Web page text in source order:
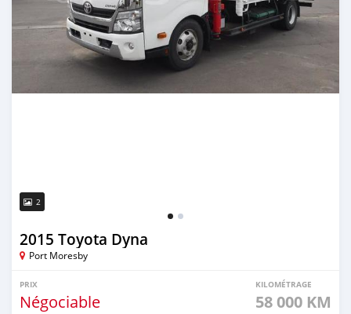
2
2015 Toyota Dyna
Port Moresby
PRIX
Négociable
KILOMÉTRAGE
58 000 KM